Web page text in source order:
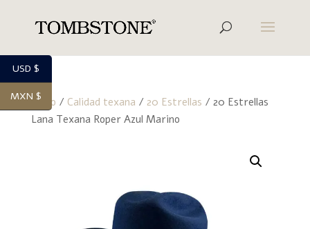
Inicio / Calidad texana / 20 Estrellas / 20 Estrellas
Lana Texana Roper Azul Marino
USD $
MXN $